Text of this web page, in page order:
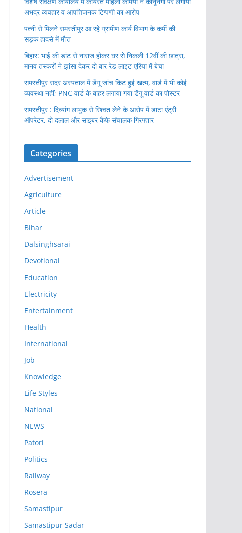
अभद्र व्यवहार व आपत्तिजनक टिप्पणी का आरोप
पत्नी से मिलने समस्तीपुर आ रहे ग्रामीण कार्य विभाग के कर्मी की
सड़क हादसे में मौ’त
बिहार: भाई की डांट से नाराज होकर घर से निकली 12वीं की छात्रा,
मानव तस्करों ने झांसा देकर दो बार रेड लाइट एरिया में बेचा
समस्तीपुर सदर अस्पताल में डेंगू जांच किट हुई खत्म, वार्ड में भी कोई
व्यवस्था नहीं; PNC वार्ड के बाहर लगाया गया डेंगू वार्ड का पोस्टर
समस्तीपुर : दिव्यांग लाभुक से रिश्वत लेने के आरोप में डाटा एंट्री
ऑपरेटर, दो दलाल और साइबर कैफे संचालक गिरफ्तार
Categories
Advertisement
Agriculture
Article
Bihar
Dalsinghsarai
Devotional
Education
Electricity
Entertainment
Health
International
Job
Knowledge
Life Styles
National
NEWS
Patori
Politics
Railway
Rosera
Samastipur
Samastipur Sadar